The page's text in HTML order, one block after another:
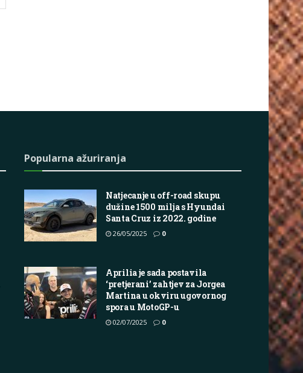
Popularna ažuriranja
Natjecanje u off-road skupu
dužine 1500 milja s Hyundai
Santa Cruz iz 2022. godine
26/05/2025 0
Aprilia je sada postavila
‘pretjerani’ zahtjev za Jorgea
Martina u okviru ugovornog
spora u MotoGP-u
02/07/2025 0